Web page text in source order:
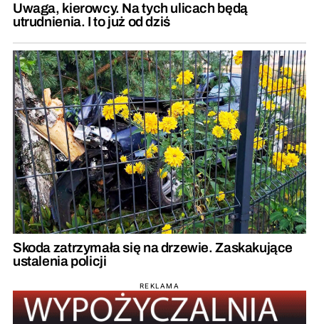
Uwaga, kierowcy. Na tych ulicach będą
utrudnienia. I to już od dziś
Skoda zatrzymała się na drzewie. Zaskakujące
ustalenia policji
REKLAMA